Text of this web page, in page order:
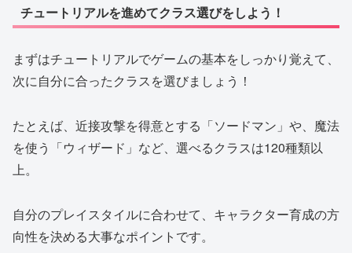
チュートリアルを進めてクラス選びをしよう！
まずはチュートリアルでゲームの基本をしっかり覚えて、
次に自分に合ったクラスを選びましょう！
たとえば、近接攻撃を得意とする「ソードマン」や、魔法
を使う「ウィザード」など、選べるクラスは120種類以
上。
自分のプレイスタイルに合わせて、キャラクター育成の方
向性を決める大事なポイントです。